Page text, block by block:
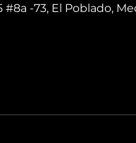
#8a -73, El Poblado,